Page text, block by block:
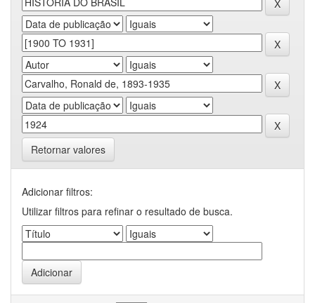
Retornar valores
Adicionar filtros:
Utilizar filtros para refinar o resultado de busca.